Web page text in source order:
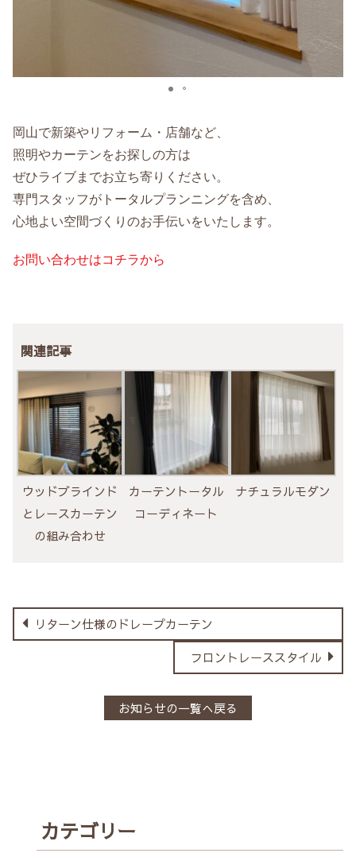
岡山で新築やリフォーム・店舗など、
照明やカーテンをお探しの方は
ぜひライブまでお立ち寄りください。
専門スタッフがトータルプランニングを含め、
心地よい空間づくりのお手伝いをいたします。
お問い合わせはコチラから
関連記事
ウッドブラインド
とレースカーテン
の組み合わせ
カーテントータル
コーディネート
ナチュラルモダン
リターン仕様のドレープカーテン
フロントレーススタイル
お知らせの一覧へ戻る
カテゴリー